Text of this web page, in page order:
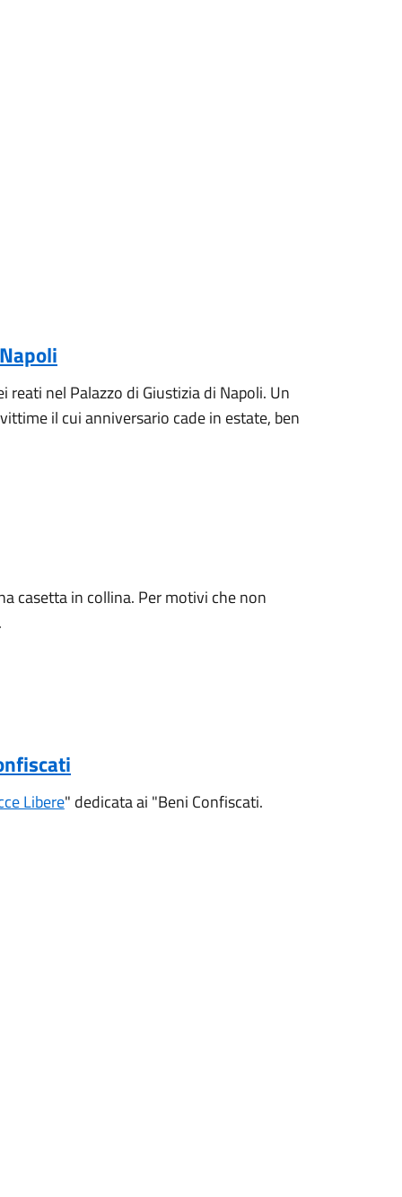
nel Palazzo di Giustizia di Napoli. Un
il cui anniversario cade in estate, ben
casetta in collina. Per motivi che non
Libere" dedicata ai "Beni Confiscati.